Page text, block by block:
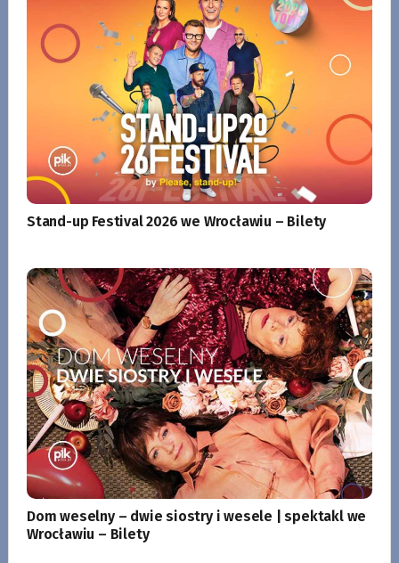
Stand-up Festival 2026 we Wrocławiu – Bilety
Dom weselny – dwie siostry i wesele | spektakl we
Wrocławiu – Bilety